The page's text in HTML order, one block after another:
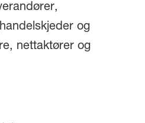
og
nettaktører og